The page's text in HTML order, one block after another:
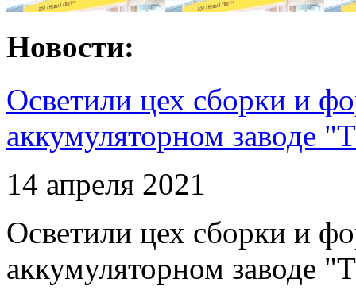
Новости:
Осветили цех сборки и
аккумуляторном заводе
14 апреля 2021
Осветили цех сборки и
аккумуляторном заводе